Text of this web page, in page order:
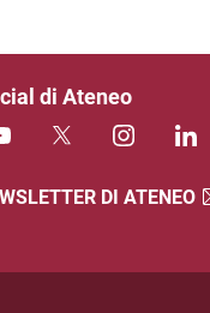
di Ateneo
DI ATENEO